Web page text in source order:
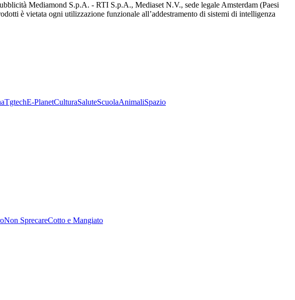
Mediamond S.p.A. - RTI S.p.A., Mediaset N.V., sede legale Amsterdam (Paesi
è vietata ogni utilizzazione funzionale all’addestramento di sistemi di intelligenza
TgtechE-PlanetCulturaSaluteScuolaAnimaliSpazio
Non SprecareCotto e Mangiato